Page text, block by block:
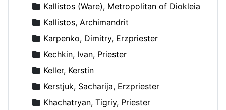
Kallistos (Ware), Metropolitan of Diokleia
Kallistos, Archimandrit
Karpenko, Dimitry, Erzpriester
Kechkin, Ivan, Priester
Keller, Kerstin
Kerstjuk, Sacharija, Erzpriester
Khachatryan, Tigriy, Priester